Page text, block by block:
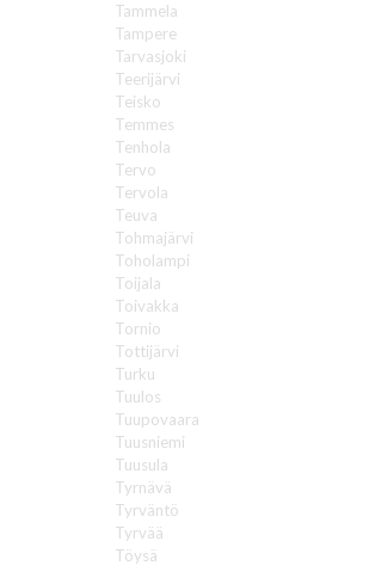
Tammela
Tampere
Tarvasjoki
Teerijärvi
Teisko
Temmes
Tenhola
Tervo
Tervola
Teuva
Tohmajärvi
Toholampi
Toijala
Toivakka
Tornio
Tottijärvi
Turku
Tuulos
Tuupovaara
Tuusniemi
Tuusula
Tyrnävä
Tyrväntö
Tyrvää
Töysä